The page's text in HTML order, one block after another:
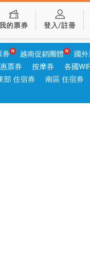
的票券 登入/註冊
券 越南促銷團體 國
票券 按摩券 各國
部 住宿券 南區 住宿券